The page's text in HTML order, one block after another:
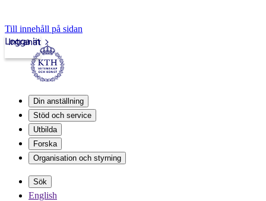
Till innehåll på sidan
Intranät
Logga in
Din anställning
Stöd och service
Utbilda
Forska
Organisation och styrning
Sök
English